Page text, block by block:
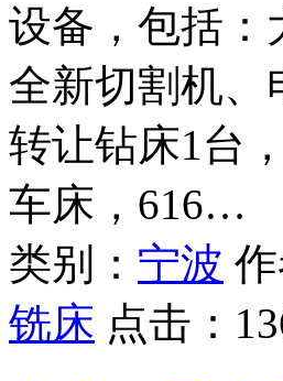
设备，包括：
全新切割机、
转让钻床1台
车床，616…
类别： 宁波
铣床 点击：